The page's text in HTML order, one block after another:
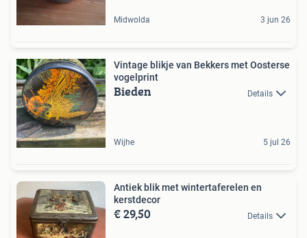
Midwolda 3 jun 26
Vintage blikje van Bekkers met Oosterse
vogelprint
Bieden Details
Wijhe 5 jul 26
Antiek blik met wintertaferelen en
kerstdecor
€ 29,50 Details